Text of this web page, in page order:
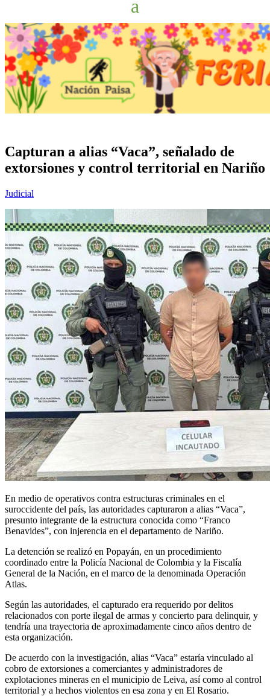
Capturan a alias “Vaca”, señalado de
extorsiones y control territorial en Nariño
Judicial
En medio de operativos contra estructuras criminales en el
suroccidente del país, las autoridades capturaron a alias “Vaca”,
presunto integrante de la estructura conocida como “Franco
Benavides”, con injerencia en el departamento de Nariño.
La detención se realizó en Popayán, en un procedimiento
coordinado entre la Policía Nacional de Colombia y la Fiscalía
General de la Nación, en el marco de la denominada Operación
Atlas.
Según las autoridades, el capturado era requerido por delitos
relacionados con porte ilegal de armas y concierto para delinquir, y
tendría una trayectoria de aproximadamente cinco años dentro de
esta organización.
De acuerdo con la investigación, alias “Vaca” estaría vinculado al
cobro de extorsiones a comerciantes y administradores de
explotaciones mineras en el municipio de Leiva, así como al control
territorial y a hechos violentos en esa zona y en El Rosario.